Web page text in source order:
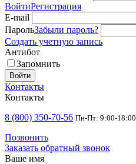
ВойтиРегистрация
E-mail
ПарольЗабыли пароль?
Создать учетную запись
Антибот
Запомнить
Войти
Контакты
Контакты
8 (800) 350-70-56 Пн-Пт: 9:00-18:00
Позвонить
Заказать обратный звонок
Ваше имя